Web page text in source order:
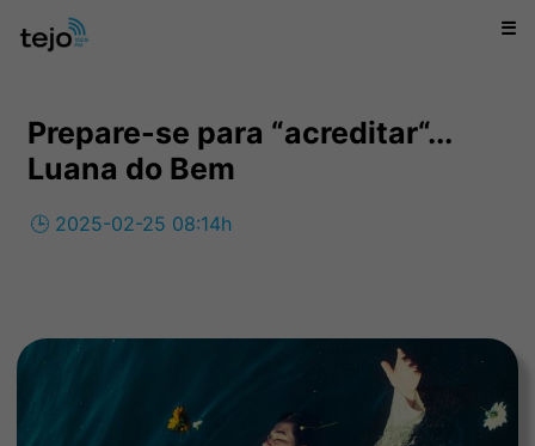
☰
Prepare-se para “acreditar“...
Luana do Bem
🕒 2025-02-25 08:14h